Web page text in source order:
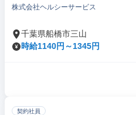
株式会社ヘルシーサービス
千葉県船橋市三山
時給1140円～1345円
契約社員